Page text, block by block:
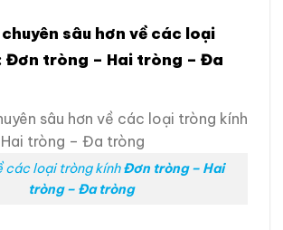
sâu hơn về các loại
Đơn tròng – Hai tròng – Đa
các loại tròng kínhĐơn tròng – Hai
tròng – Đa tròng